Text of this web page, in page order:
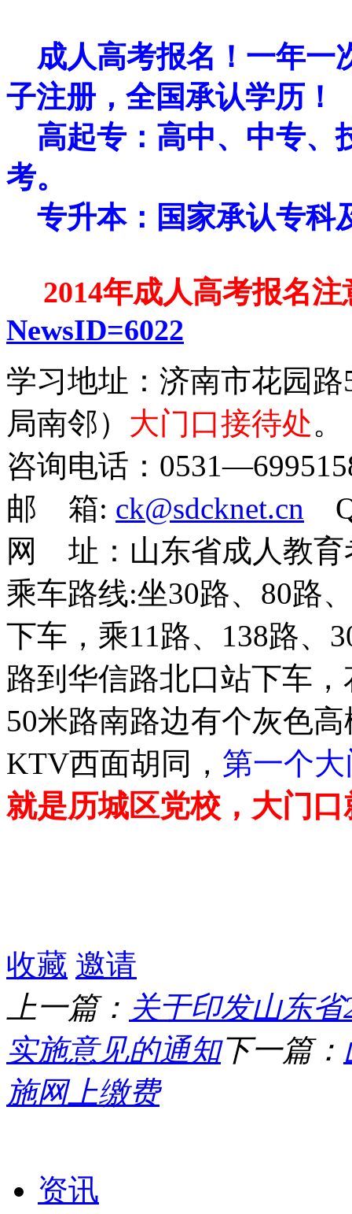
成人高考报名！一年一
子注册，全国承认学历！
高起专：高中、中专、
考。
专升本：国家承认专科
2014年成人高考报名注
NewsID=6022
学习地址：济南市花园
局南邻） 大门口接待处。
咨询电话：
邮 箱: ck@sdcknet.cn
网 址：山东省成人教
乘车路线:坐30路、80路
下车，乘11路、138路、
路到华信路北口站下车
50米路南路边有个灰色
KTV西面胡同， 第一个
就是历城区党校，大门
收藏 邀请
上一篇： 关于印发山东
实施意见的通知下一篇：
施网上缴费
资讯